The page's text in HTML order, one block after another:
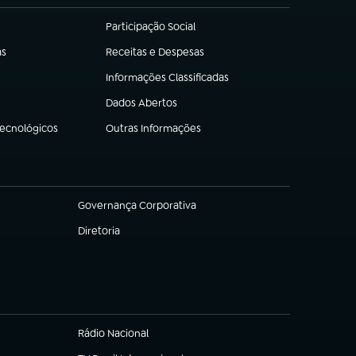
Participação Social
(abre em nova aba)
Receitas e Despesas
(abre em nova aba)
Informações Classificadas
(abre em nova aba)
Dados Abertos
(abre em nova aba)
Outras Informações
(abre em nova aba)
Governança Corporativa
(abre em nova aba)
Diretoria
(abre em nova aba)
Rádio Nacional